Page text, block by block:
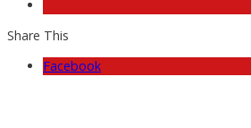
Share This
Facebook